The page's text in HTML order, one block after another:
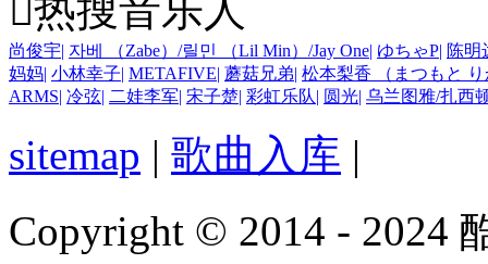
热搜音乐人
尚俊宇| 자베 （Zabe）/릴민 （Lil Min）/Jay One| ゆちゃP| 陈明
妈妈| 小林幸子| METAFIVE| 蘑菇兄弟| 松本梨香 （まつもと
ARMS| 冷弦| 二娃李军| 宋子楚| 彩虹乐队| 圆光| 乌兰图雅/扎西
sitemap | 歌曲入库 |
Copyright © 2014 - 2024